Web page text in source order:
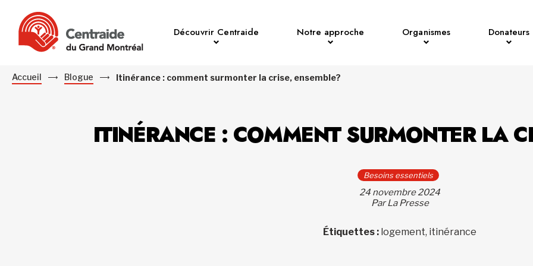
Découvrir Centraide Notre approche Organismes Donateurs
Accueil Blogue Itinérance : comment surmonter la crise, ensemble?
ITINÉRANCE : COMMENT SURMONTER LA
Besoins essentiels
24 novembre 2024
Par La Presse
Étiquettes : logement, itinérance